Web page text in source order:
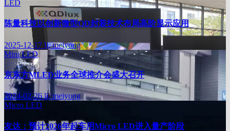
LED
陈量科技以创新微型QD封装技术布局高阶显示应用
2025-12-17 li, meiyong
Mini LED
京东方MLED业务全球推介会盛大召开
2024-02-26li, meiyong
Micro LED
友达：预计2026年起车用Micro LED进入量产阶段